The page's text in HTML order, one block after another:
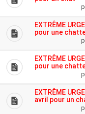
EXTRÊME
pour une
EXTRÊME
pour une
EXTRÊME
avril pour un